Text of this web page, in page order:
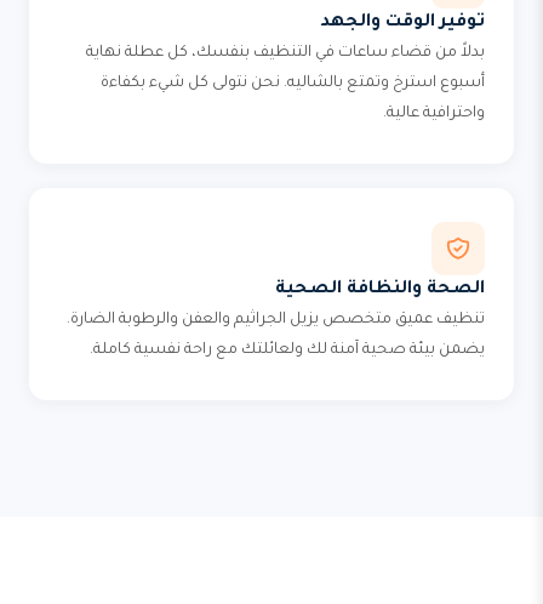
توفير الوقت والجهد
بدلاً من قضاء ساعات في التنظيف بنفسك، كل عطلة نهاية
أسبوع استرخ وتمتع بالشاليه. نحن نتولى كل شيء بكفاءة
واحترافية عالية.
الصحة والنظافة الصحية
تنظيف عميق متخصص يزيل الجراثيم والعفن والرطوبة الضارة.
يضمن بيئة صحية آمنة لك ولعائلتك مع راحة نفسية كاملة.